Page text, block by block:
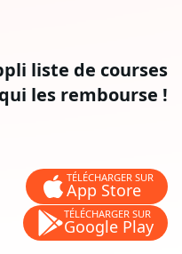
liste de courses
qui les rembourse !
TÉLÉCHARGER SUR
App Store
TÉLÉCHARGER SUR
Google Play